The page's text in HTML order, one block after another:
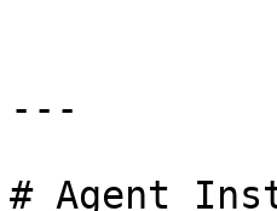
---
# Agent